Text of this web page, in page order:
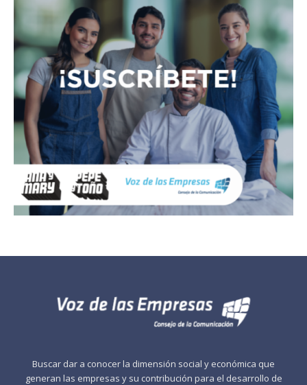
Buscar dar a conocer la dimensión social y económica que
generan las empresas y su contribución para el desarrollo de